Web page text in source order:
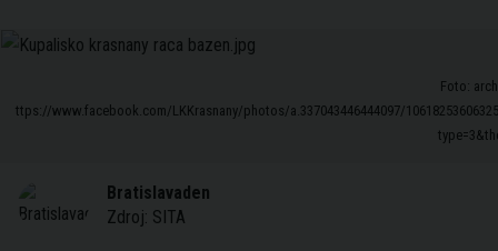
Foto:
ttps://www.facebook.com/LKKrasnany/photos/a.337043446444097/
Bratislavaden
Zdroj: SITA